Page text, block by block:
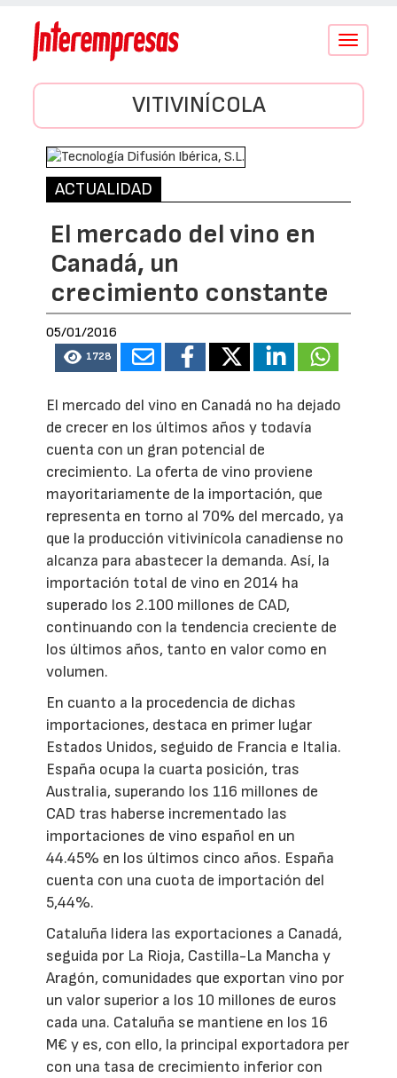
Conmutar
VITIVINÍCOLA
ACTUALIDAD
El mercado del vino en
Canadá, un
crecimiento constante
05/01/2016
1728
El mercado del vino en Canadá no ha dejado
de crecer en los últimos años y todavía
cuenta con un gran potencial de
crecimiento. La oferta de vino proviene
mayoritariamente de la importación, que
representa en torno al 70% del mercado, ya
que la producción vitivinícola canadiense no
alcanza para abastecer la demanda. Así, la
importación total de vino en 2014 ha
superado los 2.100 millones de CAD,
continuando con la tendencia creciente de
los últimos años, tanto en valor como en
volumen.
En cuanto a la procedencia de dichas
importaciones, destaca en primer lugar
Estados Unidos, seguido de Francia e Italia.
España ocupa la cuarta posición, tras
Australia, superando los 116 millones de
CAD tras haberse incrementado las
importaciones de vino español en un
44.45% en los últimos cinco años. España
cuenta con una cuota de importación del
5,44%.
Cataluña lidera las exportaciones a Canadá,
seguida por La Rioja, Castilla-La Mancha y
Aragón, comunidades que exportan vino por
un valor superior a los 10 millones de euros
cada una. Cataluña se mantiene en los 16
M€ y es, con ello, la principal exportadora per
con una tasa de crecimiento inferior con